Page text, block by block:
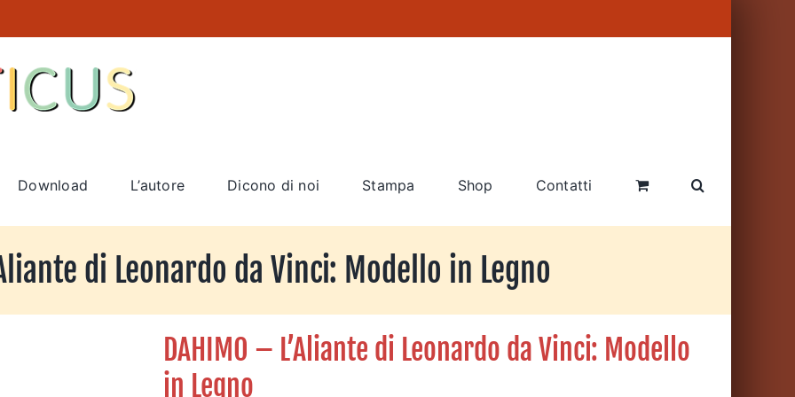
Download L’autore Dicono di noi Stampa Shop Contatti
di Leonardo da Vinci: Modello in Legno
DAHIMO – L’Aliante di Leonardo da Vinci: Modello
in Legno